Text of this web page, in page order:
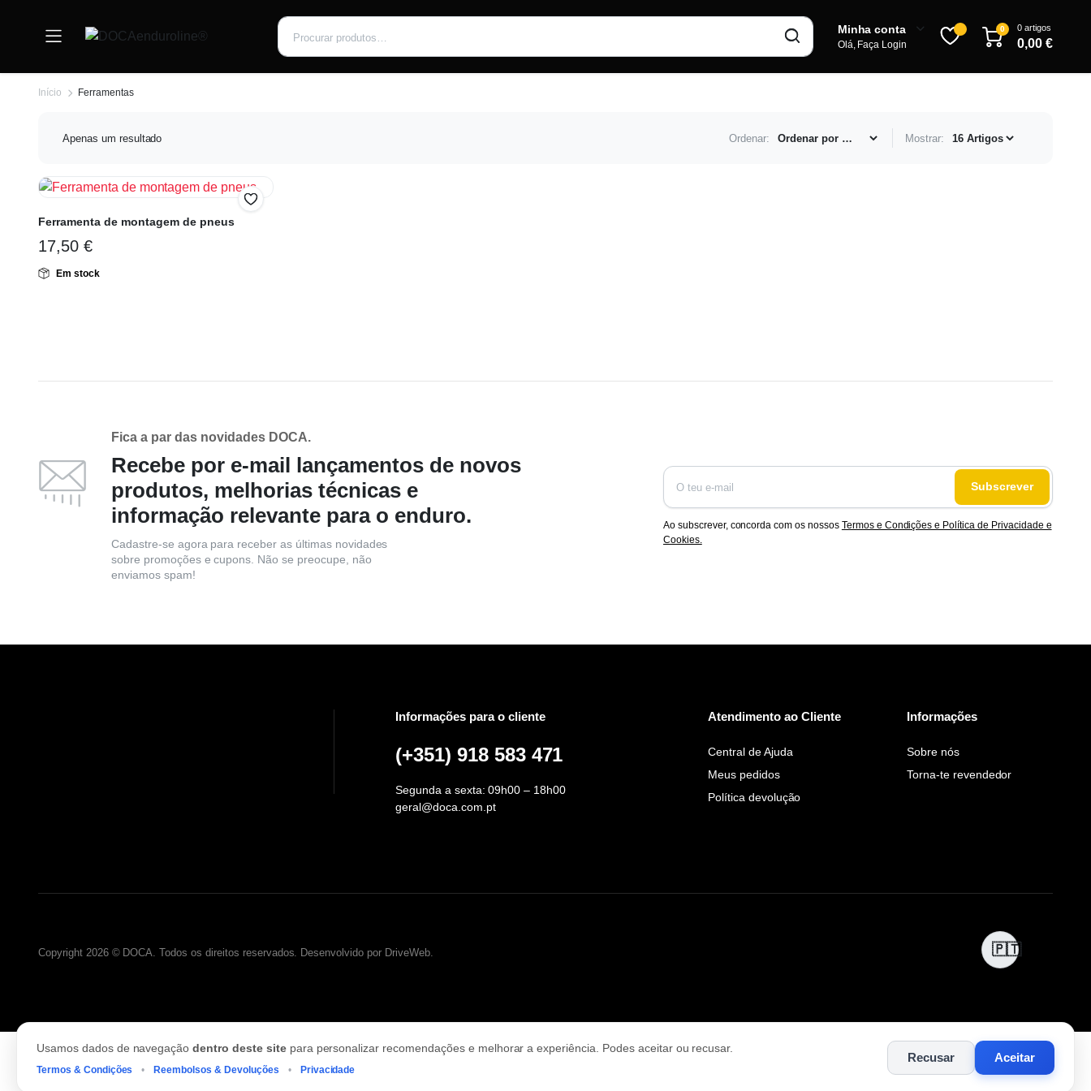
Minha conta
Olá, Faça Login
0 0 artigos
0,00€
Início Ferramentas
Apenas um resultado Ordenar: Mostrar:
Ferramenta de montagem de pneus
17,50 €
Em stock
Fica a par das novidades DOCA.
Recebe por e-mail lançamentos de novos
produtos, melhorias técnicas e
informação relevante para o enduro.
Cadastre-se agora para receber as últimas novidades
sobre promoções e cupons. Não se preocupe, não
enviamos spam!
Subscrever
Ao subscrever, concorda com os nossos Termos e Condições e Política de Privacidade e
Cookies.
Informações para o cliente
(+351) 918 583 471
Segunda a sexta: 09h00 – 18h00
geral@doca.com.pt
Atendimento ao Cliente
Central de Ajuda
Meus pedidos
Política devolução
Informações
Sobre nós
Torna-te revendedor
Copyright 2026 © DOCA. Todos os direitos reservados. Desenvolvido por DriveWeb.
Inscrever-se
Usamos dados de navegaçãodentro deste sitepara personalizar recomendações e melhorar a experiência. Podes aceitar ou recusar.
Termos & Condições • Reembolsos & Devoluções • Privacidade
Recusar Aceitar
🇵🇹